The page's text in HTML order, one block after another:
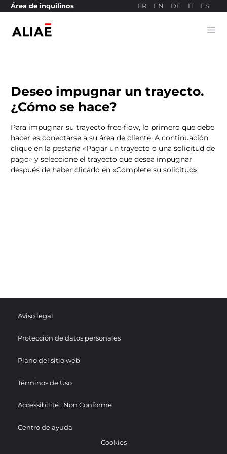
Área de inquilinos FR EN DE IT ES
Sitio web de pagos
Deseo impugnar un trayecto.
¿Cómo se hace?
Para impugnar su trayecto free-flow, lo primero que debe
hacer es conectarse a su área de cliente. A continuación,
clique en la pestaña «Pagar un trayecto o una solicitud de
pago» y seleccione el trayecto que desea impugnar
después de haber clicado en «Complete su solicitud».
Aviso legal
Protección de datos personales
Plano del sitio web
Términos de Uso
Accessibilité : Non Conforme
Centro de ayuda
Cookies